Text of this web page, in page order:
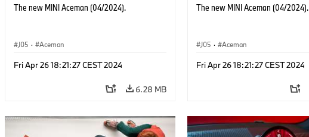
The new MINI Aceman (04/2024).
J05 · Aceman
Fri Apr 26 18:21:27 CEST 2024
6.28 MB
The new MINI Aceman (04/2024).
J05 · Aceman
Fri Apr 26 18:21:27 CEST 2024